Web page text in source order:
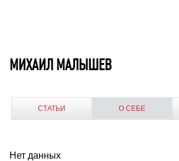
МИХАИЛ МАЛЫШЕВ
СТАТЬИ О СЕБЕ
Нет данных